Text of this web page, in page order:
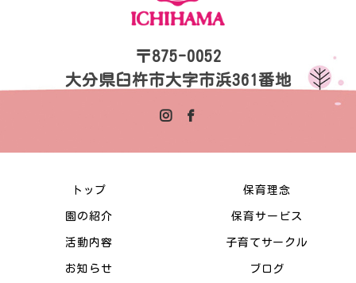
〒875-0052
大分県臼杵市大字市浜361番地
トップ 保育理念
園の紹介 保育サービス
活動内容 子育てサークル
お知らせ ブログ